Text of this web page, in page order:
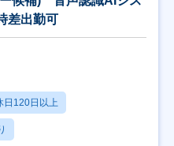
差出勤可
日120日以上